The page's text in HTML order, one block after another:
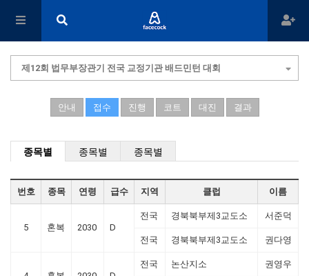
제12회 법무부장관기 전국 교정기관 배드민턴 대회
안내 접수 진행 코트 대진 결과
종목별 종목별 종목별
번호 종목 연령 급수 지역 클럽 이름
5 혼복 2030 D
전국 경북북부제3교도소 서준덕
전국 경북북부제3교도소 권다영
전국 논산지소 권영우